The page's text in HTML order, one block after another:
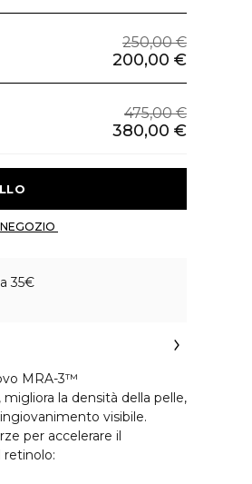
250,00 €
200,00 €
475,00 €
380,00 €
35€
MRA-3™
la densità della pelle,
visibile.
per accelerare il